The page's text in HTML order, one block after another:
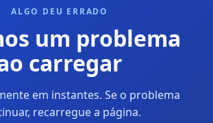
ALGO DEU ERRADO
um problema
carregar
em instantes. Se o problema
recarregue a página.